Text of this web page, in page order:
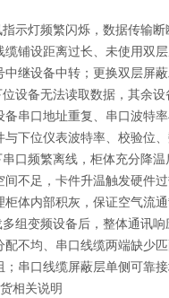
示灯频繁闪烁，数据传输
铺设距离过长、未使用双
继设备中转；更换双层屏
设备无法读取数据，其余设
串口地址重复、串口波特
下位仪表波特率、校验位
口频繁离线，柜体充分降温
不足，卡件升温触发硬件
体内部积灰，保证空气流通
组变频设备后，整体通讯响
不均、串口线缆两端缺少
串口线缆屏蔽层单侧可靠接
相关说明